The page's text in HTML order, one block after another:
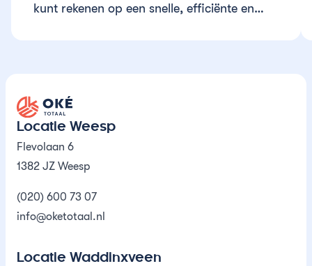
kunt rekenen op een snelle, efficiënte en
Oké Totaal
Locatie Weesp
Flevolaan 6
1382 JZ Weesp
(020) 600 73 07
info@oketotaal.nl
Locatie Waddinxveen